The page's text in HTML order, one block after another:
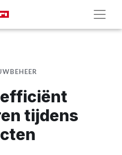
efficiënt
tijdens